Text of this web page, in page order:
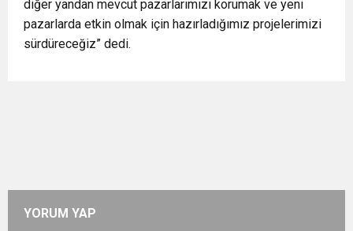
diğer yandan mevcut pazarlarımızı korumak ve yeni
pazarlarda etkin olmak için hazırladığımız projelerimizi
sürdüreceğiz” dedi.
YORUM YAP